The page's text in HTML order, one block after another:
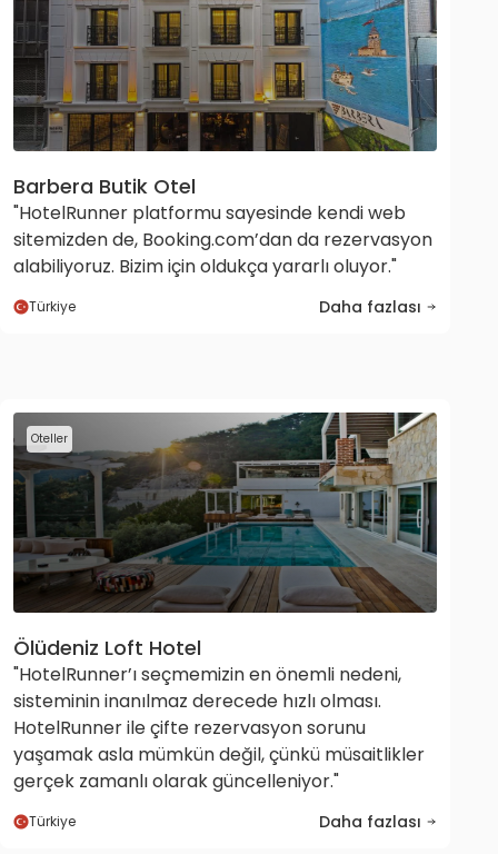
Barbera Butik Otel
"HotelRunner platformu sayesinde kendi web
sitemizden de, Booking.com’dan da rezervasyon
alabiliyoruz. Bizim için oldukça yararlı oluyor."
Türkiye Daha fazlası
Oteller
Ölüdeniz Loft Hotel
"HotelRunner’ı seçmemizin en önemli nedeni,
sisteminin inanılmaz derecede hızlı olması.
HotelRunner ile çifte rezervasyon sorunu
yaşamak asla mümkün değil, çünkü müsaitlikler
gerçek zamanlı olarak güncelleniyor."
Türkiye Daha fazlası